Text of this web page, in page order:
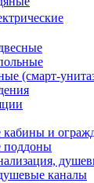
(смарт-
и
поддоны
каналы